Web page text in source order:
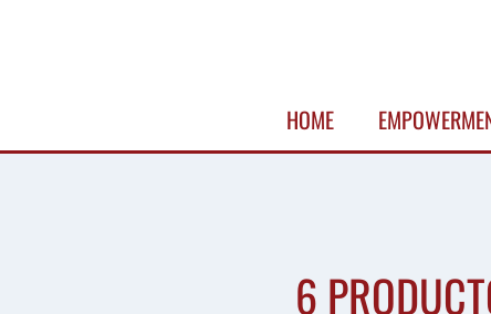
HOME
6